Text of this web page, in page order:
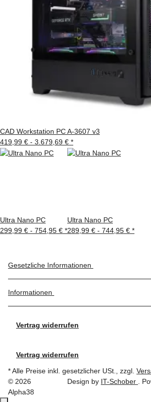
CAD Workstation PC A-3607 v3
419,99 € - 3.679,69 € *
Ultra Nano PC
299,99 € - 754,95 € *
Ultra Nano PC
289,99 € - 744,95 € *
Gesetzliche Informationen
Informationen
Vertrag widerrufen
Vertrag widerrufen
* Alle Preise inkl. gesetzlicher USt., zzgl.
© 2026
Alpha38
Design by IT-Schober .